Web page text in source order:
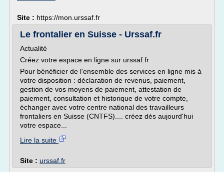
Site : https://mon.urssaf.fr
Le frontalier en Suisse - Urssaf.fr
Actualité
Créez votre espace en ligne sur urssaf.fr
Pour bénéficier de l'ensemble des services en ligne mis à
votre disposition : déclaration de revenus, paiement,
gestion de vos moyens de paiement, attestation de
paiement, consultation et historique de votre compte,
échanger avec votre centre national des travailleurs
frontaliers en Suisse (CNTFS).... créez dès aujourd'hui
votre espace...
Lire la suite
Site : urssaf.fr